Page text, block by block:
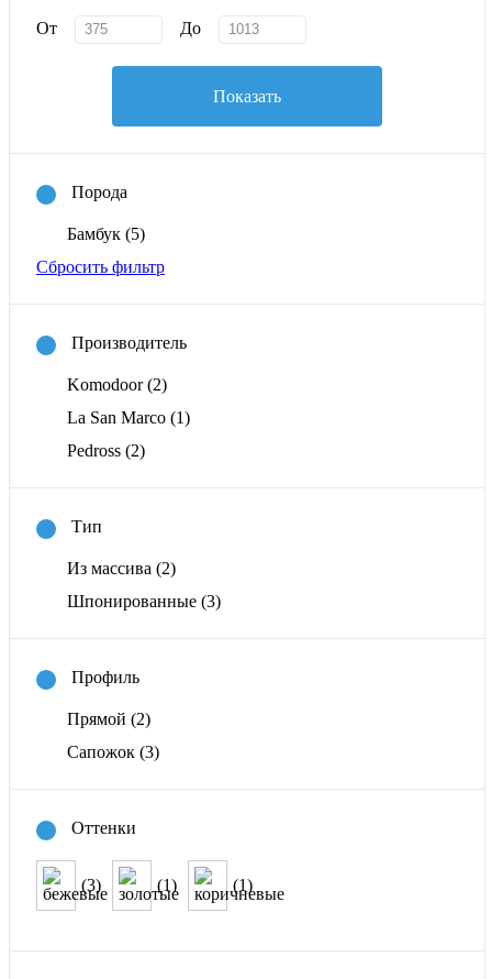
От До
Показать
Порода
Бамбук (5)
Сбросить фильтр
Производитель
Komodoor(2)
La San Marco (1)
Pedross (2)
Тип
Из массива (2)
Шпонированные (3)
Профиль
Прямой (2)
Сапожок (3)
Оттенки
(3) (1) (1)